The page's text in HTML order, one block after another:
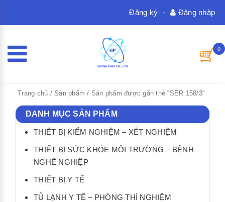
Đăng nhập
-
Đăng ký
0
Trang chủ / Sản phẩm / Sản phẩm được gắn thẻ “SER 158/3”
DANH MỤC SẢN PHẨM
THIẾT BỊ KIỂM NGHIỆM – XÉT NGHIỆM
THIẾT BỊ SỨC KHỎE MÔI TRƯỜNG – BỆNH
NGHỀ NGHIỆP
THIẾT BỊ Y TẾ
TỦ LẠNH Y TẾ – PHÒNG THÍ NGHIỆM